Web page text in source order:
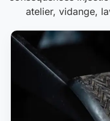
atelier, vidange,